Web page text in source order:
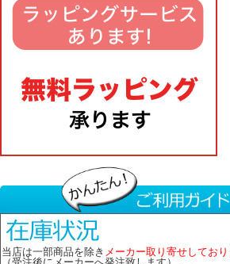
当店は一部商品を除き メーカー取り寄せしており